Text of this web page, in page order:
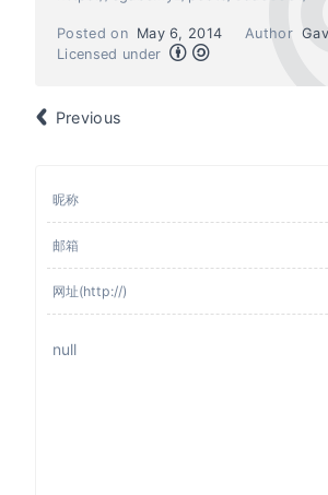
Author
Posted on
May 6, 2014
Licensed under
Previous